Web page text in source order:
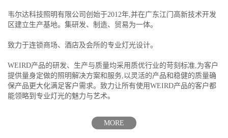
韦尔达科技照明有限公司创始于2012年,并在广东江门高新技术开发
区建立生产基地。集研发、制造、贸易为一体。
致力于连锁商场、酒店及会所的专业灯光设计。
WEIRD产品的研发、生产与质量均采用质优行业的苛刻标准,为客户
提供量身定做的照明解决方案和服务,以灵活的产品和稳健的质量确
保产品更大化满足客户需求。致力让所有使用WEIRD产品的客户都
能领略到专业灯光的魅力与艺术。
MORE